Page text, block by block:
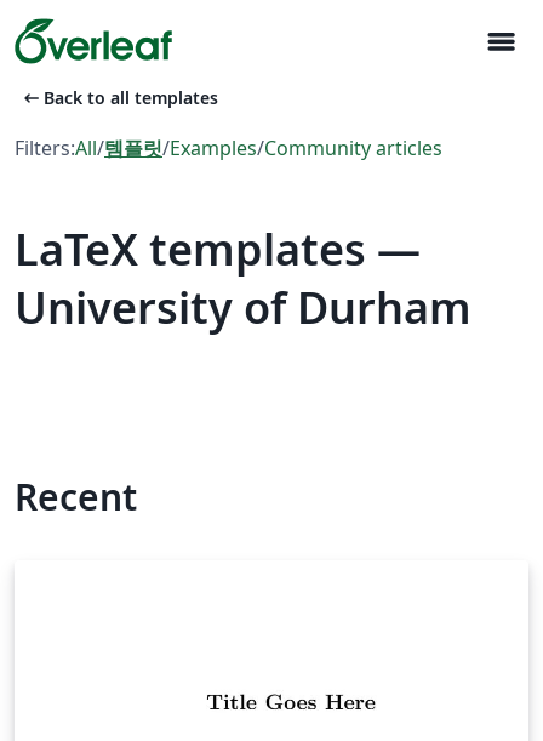
menu
arrow_left_alt Back to all templates
Filters:All/템플릿/Examples/Community articles
LaTeX templates —
University of Durham
Recent